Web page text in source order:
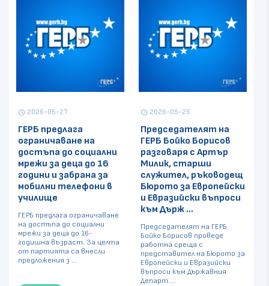
schedule 2026-05-27
ГЕРБ предлага
ограничаване на
достъпа до социални
мрежи за деца до 16
години и забрана за
мобилни телефони в
училище
ГЕРБ предлага ограничаване
на достъпа до социални
мрежи за деца до 16-
годишна възраст. За целта
от партията са внесли
предложения з ...
schedule 2026-05-25
Председателят на
ГЕРБ Бойко Борисов
разговаря с Артър
Милик, старши
служител, ръководещ
Бюрото за Европейски
и Евразийски въпроси
към Държ ...
Председателят на ГЕРБ
Бойко Борисов проведе
работна среща с
представител на Бюрото за
Европейски и Евразийски
въпроси към Държавния
Департ ...